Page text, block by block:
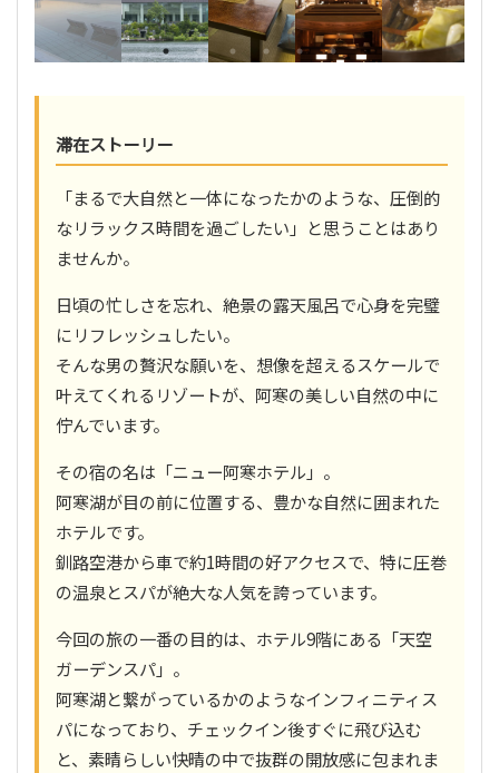
滞在ストーリー
「まるで大自然と一体になったかのような、圧倒的
なリラックス時間を過ごしたい」と思うことはあり
ませんか。
日頃の忙しさを忘れ、絶景の露天風呂で心身を完璧
にリフレッシュしたい。
そんな男の贅沢な願いを、想像を超えるスケールで
叶えてくれるリゾートが、阿寒の美しい自然の中に
佇んでいます。
その宿の名は「ニュー阿寒ホテル」。
阿寒湖が目の前に位置する、豊かな自然に囲まれた
ホテルです。
釧路空港から車で約1時間の好アクセスで、特に圧巻
の温泉とスパが絶大な人気を誇っています。
今回の旅の一番の目的は、ホテル9階にある「天空
ガーデンスパ」。
阿寒湖と繋がっているかのようなインフィニティス
パになっており、チェックイン後すぐに飛び込む
と、素晴らしい快晴の中で抜群の開放感に包まれま